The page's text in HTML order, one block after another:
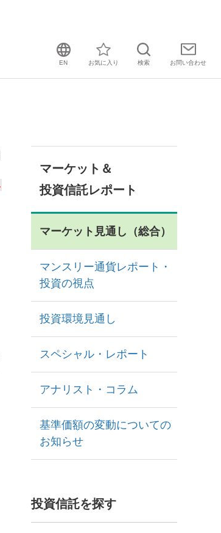
EN お気に入り 検索 お問い合わせ
マーケット＆
投資信託レポート
マーケット見通し（総合）
マンスリー通貨レポート・
投資の視点
投資環境見通し
スペシャル・レポート
アナリスト・コラム
基準価額の変動についての
お知らせ
投資信託を探す